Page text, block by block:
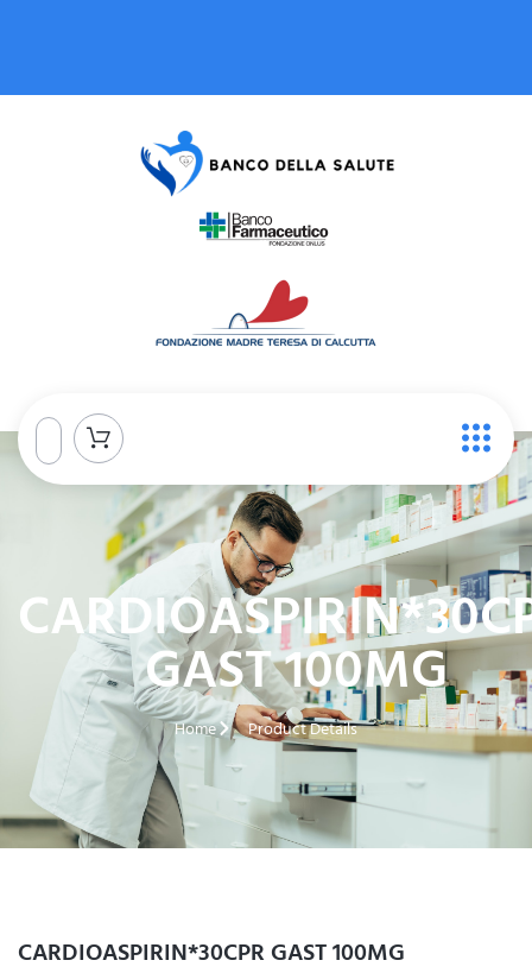
GAST 100MG
Home Product Details
CARDIOASPIRIN*30CPR GAST 100MG